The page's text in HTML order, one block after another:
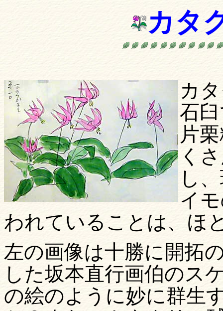
カタ
カ
石
片
く
し
イ
われていることは、ほ
左の画像は十勝に開拓
した坂本直行画伯のス
の絵のように妙に群生